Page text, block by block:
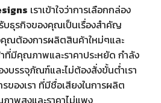
เราเข้าใจว่าการเลือกกล่อง
บธุรกิจของคุณเป็นเรื่องสำคัญ
คุณต้องการผลิตสินค้าใหม่ๆและ
ที่มีคุณภาพและราคาประหยัด กำลัง
บรรจุภัณฑ์และไม่ต้องสั่งขั้นต่ำเรา
ของเรา ที่มีชื่อเสียงในการผลิต
พสูงและราคาไม่แพง